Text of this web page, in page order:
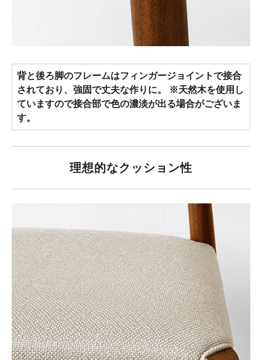
背と後ろ脚のフレームはフィンガージョイントで接合
されており、強固で丈夫な作りに。 ※天然木を使用し
ていますので接合部で色の濃淡が出る場合がございま
す。
理想的なクッション性